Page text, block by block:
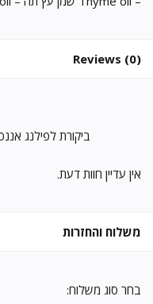
Reviews (0)
ביקורת לפילנג אננס
אין עדיין חוות דעת.
משלוח והחזרות
בחר סוג משלוח: